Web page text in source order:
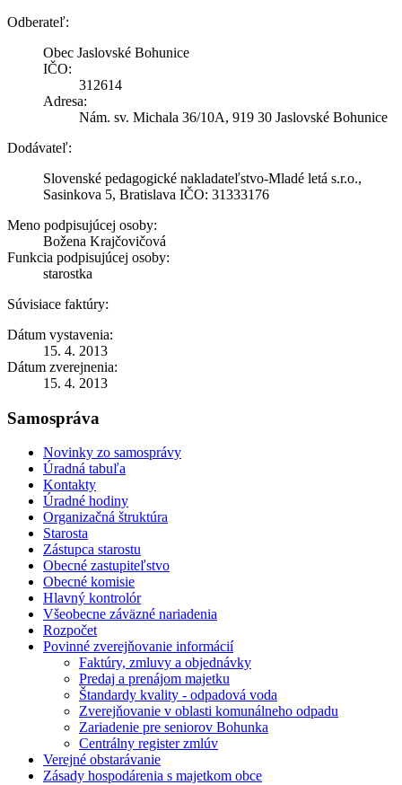
Odberateľ:
Obec Jaslovské Bohunice
IČO:
312614
Adresa:
Nám. sv. Michala 36/10A, 919 30 Jaslovské Bohunice
Dodávateľ:
Slovenské pedagogické nakladateľstvo-Mladé letá s.r.o.,
Sasinkova 5, Bratislava IČO: 31333176
Meno podpisujúcej osoby:
Božena Krajčovičová
Funkcia podpisujúcej osoby:
starostka
Súvisiace faktúry:
Dátum vystavenia:
15. 4. 2013
Dátum zverejnenia:
15. 4. 2013
Samospráva
Novinky zo samosprávy
Úradná tabuľa
Kontakty
Úradné hodiny
Organizačná štruktúra
Starosta
Zástupca starostu
Obecné zastupiteľstvo
Obecné komisie
Hlavný kontrolór
Všeobecne záväzné nariadenia
Rozpočet
Povinné zverejňovanie informácií
Faktúry, zmluvy a objednávky
Predaj a prenájom majetku
Štandardy kvality - odpadová voda
Zverejňovanie v oblasti komunálneho odpadu
Zariadenie pre seniorov Bohunka
Centrálny register zmlúv
Verejné obstarávanie
Zásady hospodárenia s majetkom obce